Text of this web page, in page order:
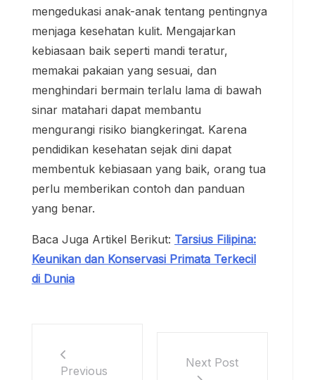
mengedukasi anak-anak tentang pentingnya
menjaga kesehatan kulit. Mengajarkan
kebiasaan baik seperti mandi teratur,
memakai pakaian yang sesuai, dan
menghindari bermain terlalu lama di bawah
sinar matahari dapat membantu
mengurangi risiko biangkeringat. Karena
pendidikan kesehatan sejak dini dapat
membentuk kebiasaan yang baik, orang tua
perlu memberikan contoh dan panduan
yang benar.
Baca Juga Artikel Berikut: Tarsius Filipina:
Keunikan dan Konservasi Primata Terkecil
di Dunia
Previous
Next Post